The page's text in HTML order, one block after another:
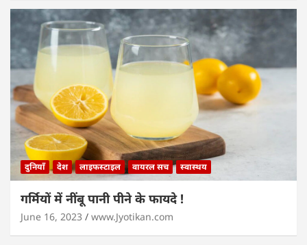
दुनियाँ देश लाइफस्टाइल वायरल सच स्वास्थय
गर्मियों में नींबू पानी पीने के फायदे !
June 16, 2023 www.Jyotikan.com